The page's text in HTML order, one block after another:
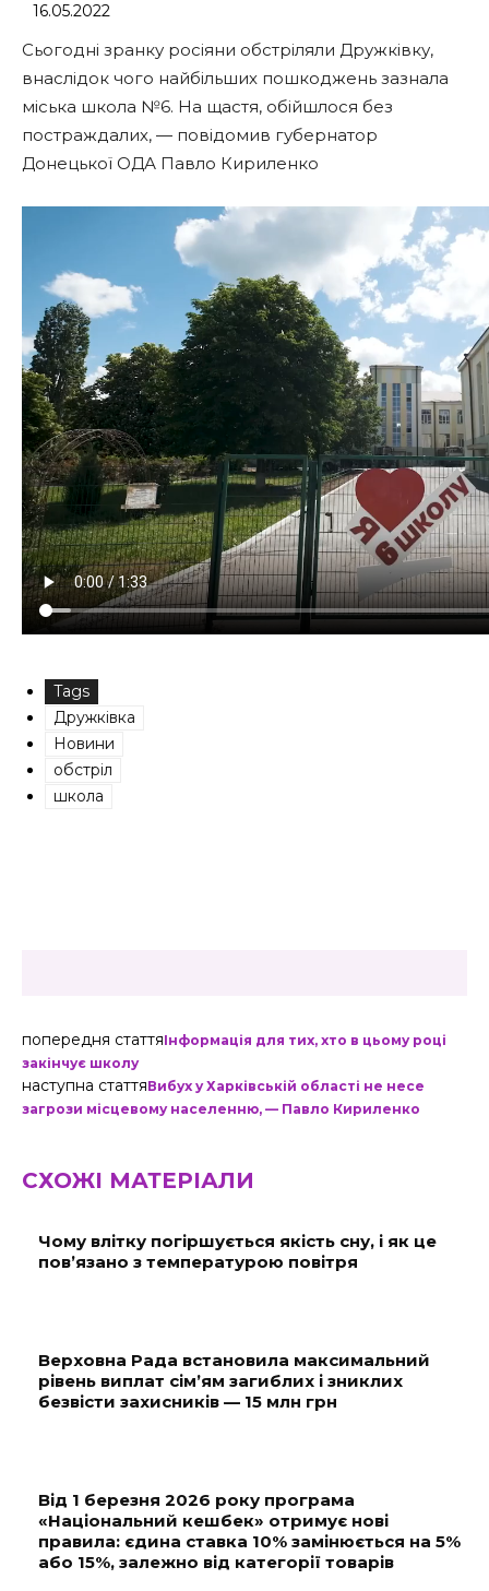
16.05.2022
Сьогодні зранку росіяни обстріляли Дружківку,
внаслідок чого найбільших пошкоджень зазнала
міська школа №6. На щастя, обійшлося без
постраждалих, — повідомив губернатор
Донецької ОДА Павло Кириленко
Tags
Дружківка
Новини
обстріл
школа
попередня статтяІнформація для тих, хто в цьому році
закінчує школу
наступна статтяВибух у Харківській області не несе
загрози місцевому населенню, — Павло Кириленко
СХОЖІ МАТЕРІАЛИ
Чому влітку погіршується якість сну, і як це
пов’язано з температурою повітря
Верховна Рада встановила максимальний
рівень виплат сім’ям загиблих і зниклих
безвісти захисників — 15 млн грн
Від 1 березня 2026 року програма
«Національний кешбек» отримує нові
правила: єдина ставка 10% замінюється на 5%
або 15%, залежно від категорії товарів